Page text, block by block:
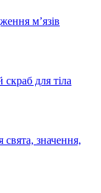
м’язів
скраб для тіла
свята, значення,